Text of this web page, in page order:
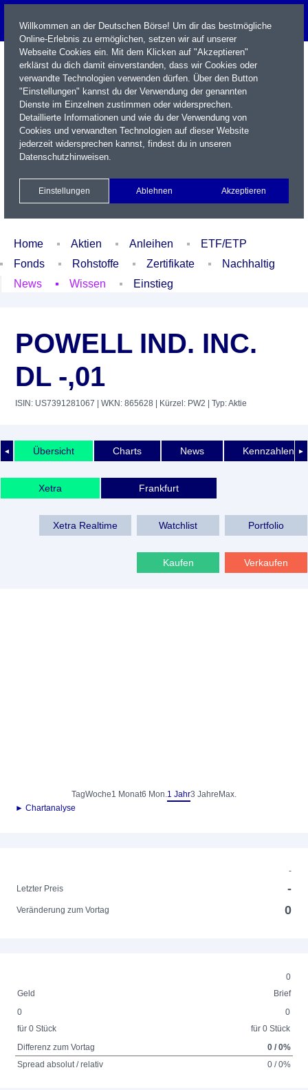
Name / WKN / ISIN / Kürzel
Xetra Realtime
Watchlist Portfolio Login
Home Aktien Anleihen
ETF/ETP
Fonds
Rohstoffe Zertifikate
Nachhaltig
News
Wissen Einstieg
POWELL IND. INC.
DL -,01
ISIN: US7391281067 | WKN: 865628 | Kürzel: PW2 | Typ: Aktie
◄ ►
Übersicht Charts News Kennzahlen
Xetra Frankfurt
Xetra Realtime Watchlist Portfolio
Kaufen Verkaufen
TagWoche1 Monat6 Mon.1 Jahr3 Jahre Max.
► Chartanalyse
-
Letzter Preis
-
Veränderung zum Vortag 0
0
Geld
Brief
0
für 0 Stück
0
für 0 Stück
Differenz zum Vortag
0 / 0%
Spread absolut / relativ
0 / 0%
Willkommen an der Deutschen Börse! Um dir das bestmögliche
Online-Erlebnis zu ermöglichen, setzen wir auf unserer
Webseite Cookies ein. Mit dem Klicken auf "Akzeptieren"
erklärst du dich damit einverstanden, dass wir Cookies oder
verwandte Technologien verwenden dürfen. Über den Button
"Einstellungen" kannst du der Verwendung der genannten
Dienste im Einzelnen zustimmen oder widersprechen.
Detaillierte Informationen und wie du der Verwendung von
Cookies und verwandten Technologien auf dieser Website
jederzeit widersprechen kannst, findest du in unseren
Datenschutzhinweisen.
Einstellungen Ablehnen Akzeptieren